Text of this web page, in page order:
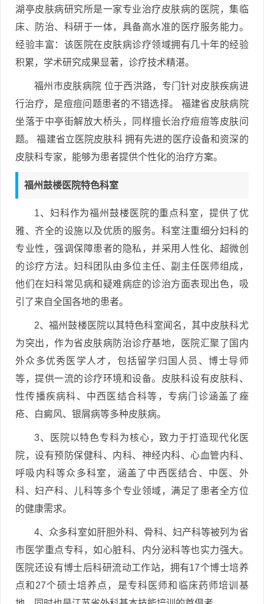
湖亭皮肤病研究所是一家专业治疗皮肤病的医院，集临
床、防治、科研于一体，具备高水准的医疗服务能力。
经验丰富：该医院在皮肤病诊疗领域拥有几十年的经验
积累，学术研究成果显著，诊疗技术精湛。
福州市皮肤病院 位于西洪路，专门针对皮肤疾病进
行治疗，是痘痘问题患者的不错选择。 福建省皮肤病院
坐落于中亭街解放大桥头，同样擅长治疗痘痘等皮肤问
题。 福建省立医院皮肤科 拥有先进的医疗设备和资深的
皮肤科专家，能够为患者提供个性化的治疗方案。
福州鼓楼医院特色科室
1、妇科作为福州鼓楼医院的重点科室，提供了优
雅、齐全的设施以及优质的服务。科室注重细分妇科的
专业性，强调保障患者的隐私，并采用人性化、超微创
的诊疗方法。妇科团队由多位主任、副主任医师组成，
他们在妇科常见病和疑难病症的诊治方面表现出色，吸
引了来自全国各地的患者。
2、福州鼓楼医院以其特色科室闻名，其中皮肤科尤
为突出，作为省皮肤病防治诊疗基地，医院汇聚了国内
外众多优秀医学人才，包括留学归国人员、博士导师
等，提供一流的诊疗环境和设备。皮肤科设有皮肤科、
性传播疾病科、中西医结合科等，专病门诊涵盖了痤
疮、白癜风、银屑病等多种皮肤病。
3、医院以特色专科为核心，致力于打造现代化医
院，设有预防保健科、内科、神经内科、心血管内科、
呼吸内科等众多科室，涵盖了中西医结合、中医、外
科、妇产科、儿科等多个专业领域，满足了患者全方位
的健康需求。
4、众多科室如肝胆外科、骨科、妇产科等被列为省
市医学重点专科，如心脏科、内分泌科等也实力强大。
医院还设有博士后科研流动工作站，拥有17个博士培养
点和27个硕士培养点，是专科医师和临床药师培训基